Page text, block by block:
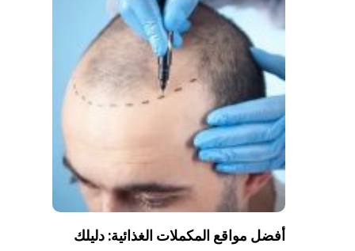
أفضل مواقع المكملات الغذائية: دليلك